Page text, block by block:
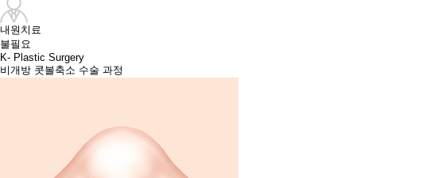
내원치료
불필요
K- Plastic Surgery
비개방 콧볼축소 수술 과정